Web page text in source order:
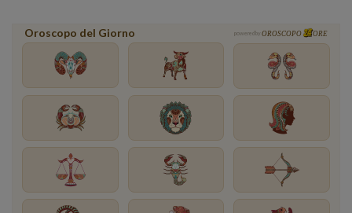
Oroscopo del Giorno powered by OROSCOPO ORE